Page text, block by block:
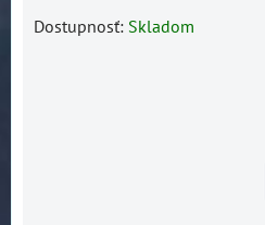
Dostupnosť: Skladom